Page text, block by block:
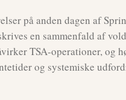
på anden dagen af
en sammenfald af
TSA-operationer, og
og systemiske